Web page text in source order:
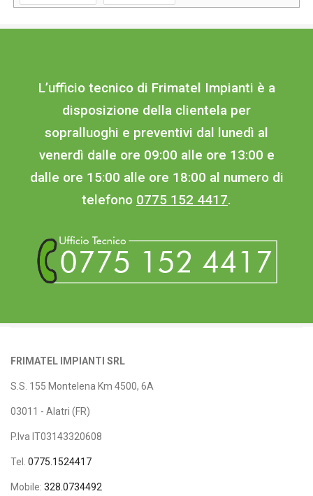
L’ufficio tecnico di Frimatel Impianti è a
disposizione della clientela per
sopralluoghi e preventivi dal lunedì al
venerdì dalle ore 09:00 alle ore 13:00 e
dalle ore 15:00 alle ore 18:00 al numero di
telefono 0775 152 4417.
FRIMATEL IMPIANTI SRL
S.S. 155 Montelena Km 4500, 6A
03011 - Alatri (FR)
P.Iva IT03143320608
Tel. 0775.1524417
Mobile: 328.0734492